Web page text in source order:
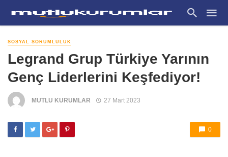
SOSYAL SORUMLULUK
Legrand Grup Türkiye Yarının
Genç Liderlerini Keşfediyor!
MUTLU KURUMLAR 27 Mart 2023
0